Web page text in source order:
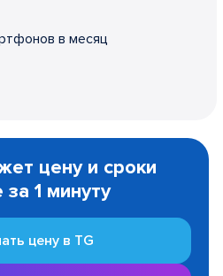
в месяц
цену и сроки
1 минуту
цену в TG